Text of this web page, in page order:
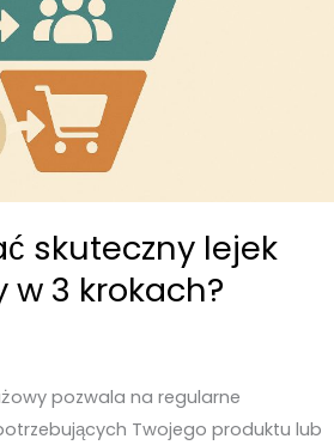
skuteczny lejek
w 3 krokach?
pozwala na regularne
Twojego produktu lub